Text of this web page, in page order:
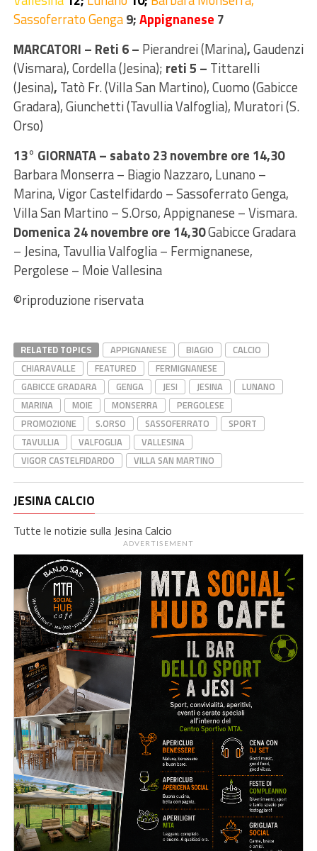
Sassoferrato Genga9;Appignanese 7
MARCATORI – Reti 6 – Pierandrei (Marina),Gaudenzi
(Vismara), Cordella (Jesina); reti 5 – Tittarelli
(Jesina), Tatò Fr. (Villa San Martino), Cuomo (Gabicce
Gradara), Giunchetti (Tavullia Valfoglia), Muratori (S.
Orso)
13° GIORNATA – sabato 23 novembre ore 14,30
Barbara Monserra – Biagio Nazzaro, Lunano –
Marina, Vigor Castelfidardo – Sassoferrato Genga,
Villa San Martino – S.Orso, Appignanese – Vismara.
Domenica 24 novembre ore 14,30Gabicce Gradara
– Jesina, Tavullia Valfoglia – Fermignanese,
Pergolese – Moie Vallesina
©riproduzione riservata
RELATED TOPICS APPIGNANESE BIAGIO
CALCIO
CHIARAVALLE
FEATURED
FERMIGNANESE
GABICCE GRADARA
GENGA JESI JESINA
LUNANO
MARINA
MOIE MONSERRA
PERGOLESE
PROMOZIONE
S.ORSO SASSOFERRATO
SPORT
TAVULLIA
VALFOGLIA
VALLESINA
VIGOR CASTELFIDARDO
VILLA SAN MARTINO
JESINA CALCIO
Tutte le notizie sulla Jesina Calcio
ADVERTISEMENT